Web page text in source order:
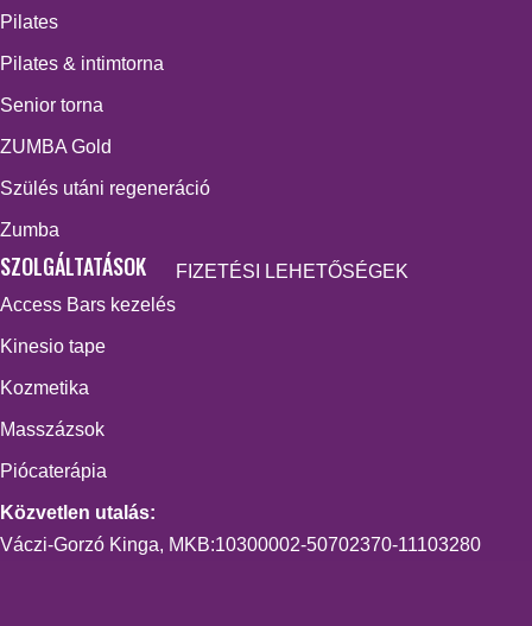
Pilates
Pilates & intimtorna
Senior torna
ZUMBA Gold
Szülés utáni regeneráció
Zumba
SZOLGÁLTATÁSOK
Access Bars kezelés
Kinesio tape
Kozmetika
Masszázsok
Piócaterápia
FIZETÉSI LEHETŐSÉGEK
Közvetlen utalás:
Váczi-Gorzó Kinga, MKB:10300002-50702370-11103280